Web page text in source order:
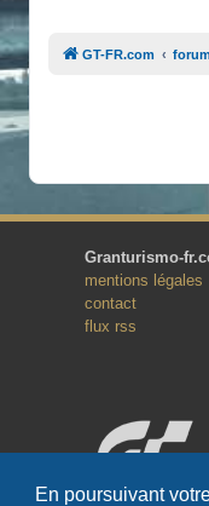
En poursuivant
GT-FR.com forum
Granturismo-
mentions légales
contact
flux rss